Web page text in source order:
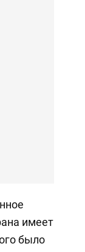
имеет
было